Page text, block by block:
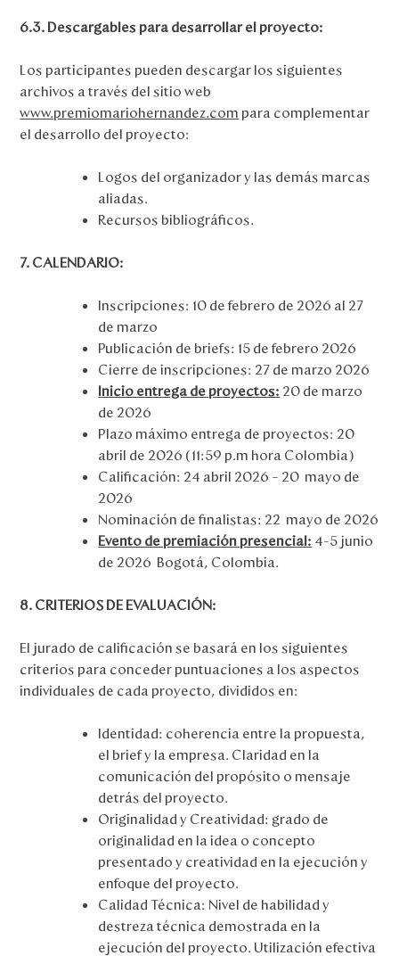
6.3. Descargables para desarrollar el proyecto:
Los participantes pueden descargar los siguientes
archivos a través del sitio web
www.premiomariohernandez.com para complementar
el desarrollo del proyecto:
Logos del organizador y las demás marcas
aliadas.
Recursos bibliográficos.
7. CALENDARIO:
Inscripciones: 10 de febrero de 2026 al 27
de marzo
Publicación de briefs: 15 de febrero 2026
Cierre de inscripciones: 27 de marzo 2026
Inicio entrega de proyectos: 20 de marzo
de 2026
Plazo máximo entrega de proyectos: 20
abril de 2026 (11:59 p.m hora Colombia)
Calificación: 24 abril 2026 – 20 mayo de
2026
Nominación de finalistas: 22 mayo de 2026
Evento de premiación presencial: 4-5 junio
de 2026 Bogotá, Colombia.
8. CRITERIOS DE EVALUACIÓN:
El jurado de calificación se basará en los siguientes
criterios para conceder puntuaciones a los aspectos
individuales de cada proyecto, divididos en:
Identidad: coherencia entre la propuesta,
el brief y la empresa. Claridad en la
comunicación del propósito o mensaje
detrás del proyecto.
Originalidad y Creatividad: grado de
originalidad en la idea o concepto
presentado y creatividad en la ejecución y
enfoque del proyecto.
Calidad Técnica: Nivel de habilidad y
destreza técnica demostrada en la
ejecución del proyecto. Utilización efectiva